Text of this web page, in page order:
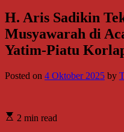
H. Aris Sadikin
Musyawarah di
Yatim-Piatu
Posted on 4 Oktober 2025 by
2 min read